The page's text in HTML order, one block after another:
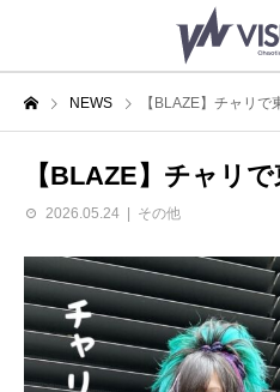
NEWS 【BLAZE】チャリで
【BLAZE】チャリ
2026.05.24 その他